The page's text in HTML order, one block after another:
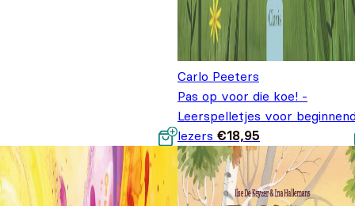
Carlo Peeters
Pas op voor die koe! -
Leerspelletjes voor
lezers €18,95